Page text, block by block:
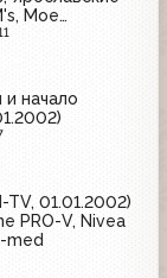
Мое
и начало
TV, 01.01.2002)
PRO-V, Nivea
med